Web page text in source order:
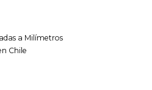
a Milímetros
Chile